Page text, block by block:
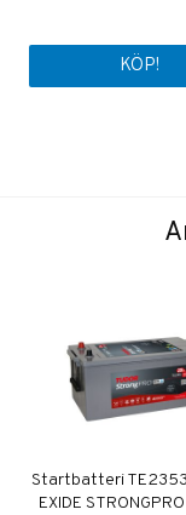
KÖP!
Startbatteri TE2353
EXIDE